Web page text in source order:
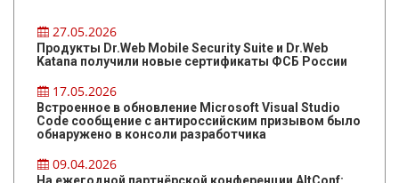
27.05.2026
Продукты Dr.Web Mobile Security Suite и Dr.Web
Katana получили новые сертификаты ФСБ России
17.05.2026
Встроенное в обновление Microsoft Visual Studio
Code сообщение с антироссийским призывом было
обнаружено в консоли разработчика
09.04.2026